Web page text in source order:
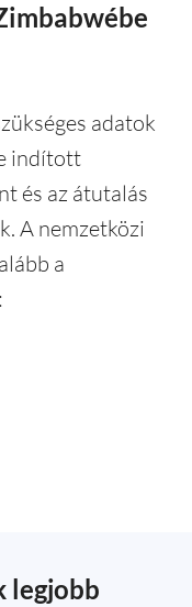
adatok
indított
és az átutalás
A nemzetközi
a
legjobb